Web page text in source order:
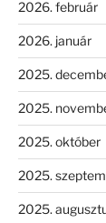
2026. február
2026. január
2025.
2025.
2025. október
2025.
2025.